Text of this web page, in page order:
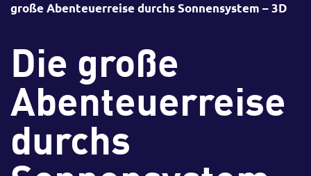
große Abenteuerreise durchs Sonnensystem – 3D
Die große
Abenteuerreise
durchs